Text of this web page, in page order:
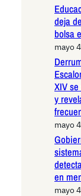
deja
bolsa
mayo
XIV
y
mayo
en
mayo